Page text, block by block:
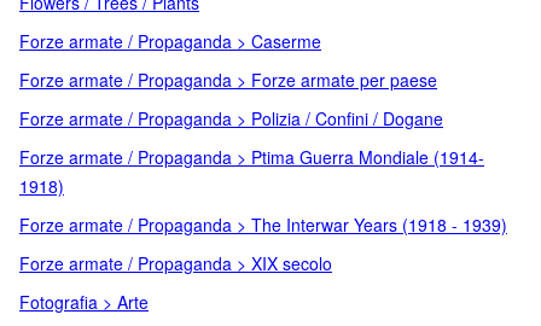
Forze armate / Propaganda > Caserme
Forze armate / Propaganda > Forze armate per paese
Forze armate / Propaganda > Polizia / Confini / Dogane
Forze armate / Propaganda > Ptima Guerra Mondiale (1914-
1918)
Forze armate / Propaganda > The Interwar Years (1918 - 1939)
Forze armate / Propaganda > XIX secolo
Fotografia > Arte